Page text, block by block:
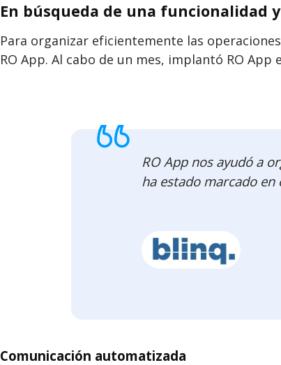
En búsqueda de una funcionalidad
Para organizar eficientemente las
RO App. Al cabo de un mes, implantó RO App
RO App nos ayudó a
ha estado marcado
Comunicación automatizada